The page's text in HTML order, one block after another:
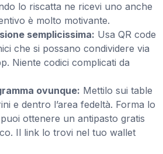
lo riscatta ne ricevi uno anche
è molto motivante.
semplicissima: Usa QR code
che si possano condividere via
Niente codici complicati da
ovunque: Mettilo sui table
e dentro l’area fedeltà. Forma lo
ottenere un antipasto gratis
Il link lo trovi nel tuo wallet